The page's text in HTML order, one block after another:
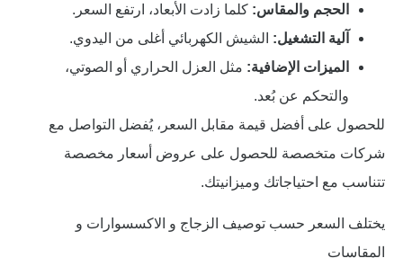
الحجم والمقاس: كلما زادت الأبعاد، ارتفع السعر.
آلية التشغيل: الشيش الكهربائي أغلى من اليدوي.
الميزات الإضافية: مثل العزل الحراري أو الصوتي،
والتحكم عن بُعد.
للحصول على أفضل قيمة مقابل السعر، يُفضل التواصل مع
شركات متخصصة للحصول على عروض أسعار مخصصة
تتناسب مع احتياجاتك وميزانيتك.
يختلف السعر حسب توصيف الزجاج و الاكسسوارات و
المقاسات